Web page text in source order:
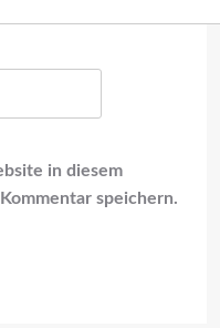
in diesem
speichern.